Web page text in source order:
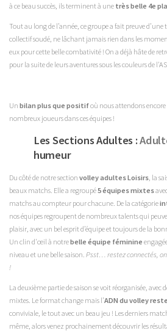
à ce beau succès, ils terminent à une très belle 4e
Tout au long de l’année, ce groupe a fait preuve
collectif soudé, ne lâchant jamais rien dans les
eux pour cette belle combativité ! On a déjà hâte de
pour la suite de leurs aventures sous les couleurs de
Un bilan plus que positifoù nous attendons
nombreux joueurs dans ces équipes !
Les Sections Adultes :
humeur
Du côté de notre section volley adultes Loisirs , la
beaux matchs. Elle a regroupé5 équipes mixtes
matchs au compteur pour chacune. De la catégorie
nos équipes regroupent de nombreux talents qui
plaisir, avec un bel esprit d’équipe et toujours de la
Un clin d'œil à notrebelle équipe féminine
niveau et une belle saison. Psst… restez connectés,
!
La deuxième partie de saison se voit réorganisée, avec
mixtes. Le format change mais l’ADN du volley
conviviale, le tout avec un beau jeu ! Les derniers
même, alors venez prochainement découvrir les